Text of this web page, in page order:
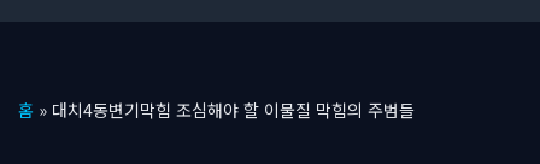
텐
홈 » 대치4동변기막힘 조심해야 할 이물질 막힘의 주범들